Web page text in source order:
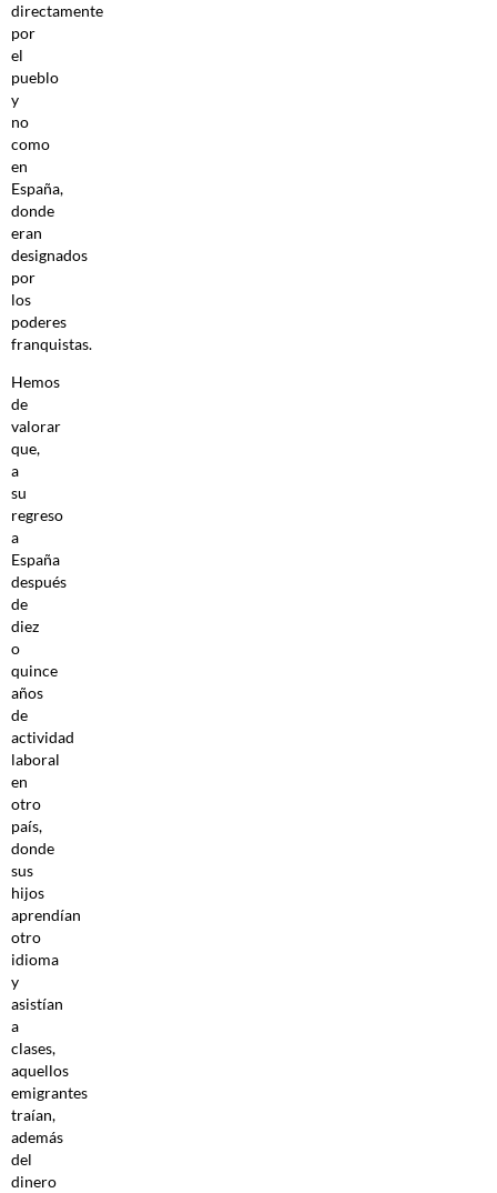
directamente
por
el
pueblo
y
no
como
en
España,
donde
eran
designados
por
los
poderes
franquistas.
Hemos
de
valorar
que,
a
su
regreso
a
España
después
de
diez
o
quince
años
de
actividad
laboral
en
otro
país,
donde
sus
hijos
aprendían
otro
idioma
y
asistían
a
clases,
aquellos
emigrantes
traían,
además
del
dinero